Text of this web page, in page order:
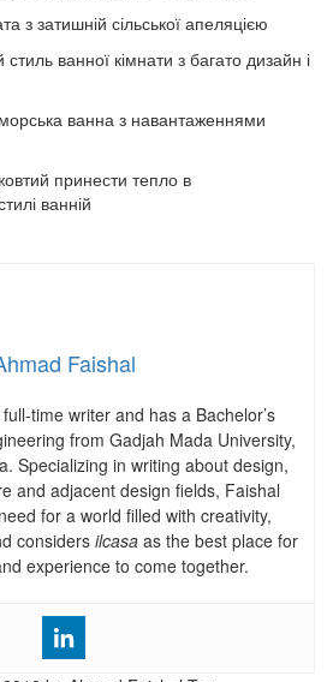
Faishal
time writer and has a Bachelor’s
from Gadjah Mada University,
Specializing in writing about design,
and adjacent design fields, Faishal
for a world filled with creativity,
considers ilcasaas the best place for
experience to come together.